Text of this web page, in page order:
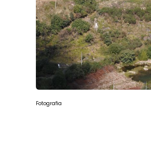
Fotografia